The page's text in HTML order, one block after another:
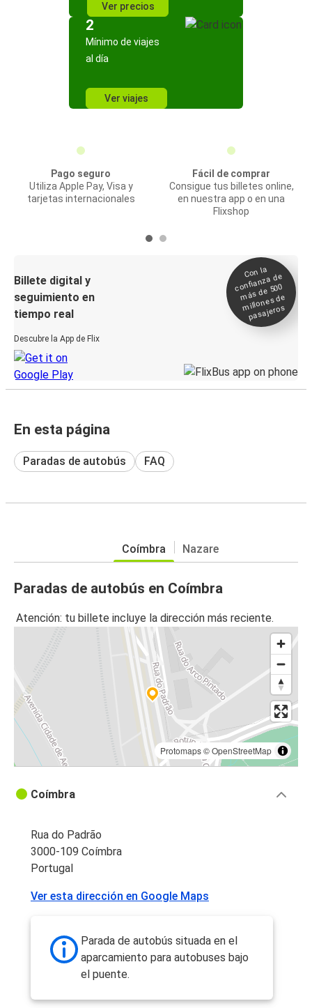
Ver precios
2
Mínimo de viajes
al día
Ver viajes
Pago seguro
Utiliza Apple Pay, Visa y
tarjetas internacionales
Fácil de comprar
Consigue tus billetes online,
en nuestra app o en una
Flixshop
Billete digital y
seguimiento en
tiempo real
Descubre la App de Flix
Con la
confianza de
más de 500
millones de
pasajeros
En esta página
Paradas de autobús FAQ
Coímbra Nazare
Paradas de autobús en Coímbra
Atención: tu billete incluye la dirección más reciente.
Protomaps©OpenStreetMap
Coímbra
Rua do Padrão
3000-109 Coímbra
Portugal
Ver esta dirección en Google Maps
Parada de autobús situada en el
aparcamiento para autobuses bajo
el puente.